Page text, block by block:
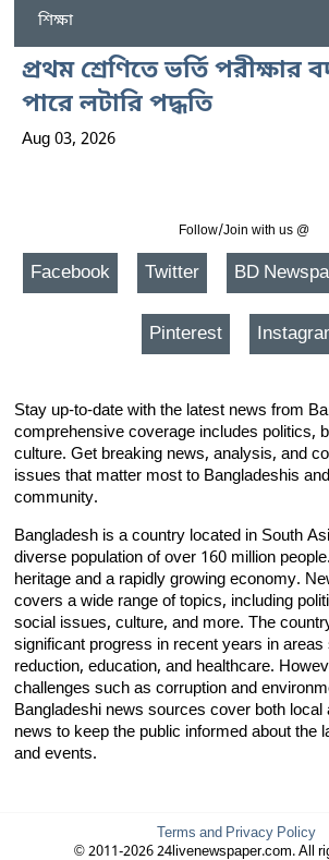
শিক্ষা
প্রথম শ্রেণিতে ভর্তি পরীক্ষার
পারে লটারি পদ্ধতি
Aug 03, 2026
Follow/Join with us @
Facebook Twitter BD
Pinterest
Stay up-to-date with the latest news from
comprehensive coverage includes politics,
culture. Get breaking news, analysis, and
issues that matter most to Bangladeshis
community.
Bangladesh is a country located in South
diverse population of over 160 million
heritage and a rapidly growing economy.
covers a wide range of topics, including
social issues, culture, and more. The
significant progress in recent years in
reduction, education, and healthcare.
challenges such as corruption and
Bangladeshi news sources cover both local
news to keep the public informed about the
and events.
Terms and Privacy Policy
© 2011-2026 24livenewspaper.com. All